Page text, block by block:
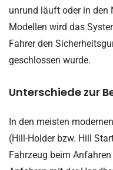
unrund läuft oder in den
Modellen wird das
Fahrer den
geschlossen wurde.
Unterschiede zur
In den meisten
(Hill-Holder bzw. Hill
Fahrzeug beim